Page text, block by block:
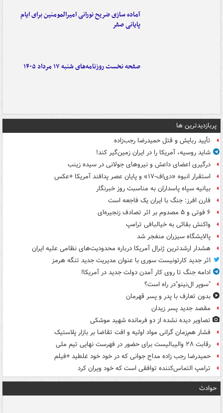
آماده سازی ضریح نورانی امیرالمومنین برای ایام
پایانی صفر
صفحه نخست روزنامه‌های شنبه ۱۷ مرداد ۱۴۰۵
پربازدیدترین ها
تأیید ربایش و قتل حمیدرضا رجب‌زاده
شاید روسیه، آمریکا را در ایران زمین‌گیر کند!
درگیری اعضای داعش و نیروهای جولانی در سیده زینب
استقرار انبوه «دی‌اف‑۱۷» و پایان عصر پدافند آمریکا +عکس
بیانیه سپاه پاسداران به مناسبت روز خبرنگار
فارن افرز: جنگ با ایران یک فاجعه است
۶ فوتی و ۵ مصدوم بر اثر تصادف زنجیره‌ای
واکنش بقائی به خیالبافی ترامپ
پالایشگاه سیزران منفجر شد
هشدار ارشدترین ژنرال آمریکا درباره محدودیت‌های نظامی علیه ایران
اثر جدید کارتونیست سوری با عنوان مدیریت جدید تنگه هرمز
ادامه جنگ تا روی کار آمدن دولت جدید در آمریکا!
"سوپر ال‌نینو"در راه است؟
بدون تعارف با پدر و پسر قهرمان
مقصد جدید پسر زیدان
تصاویر دیده‌ نشده از دو فرمانده شهید موشکی
فشار هم‌زمان گرانی مواد اولیه و افت تقاضا بر بازار پلاستیک
رقابت ۲۸ والیبالیست برای حضور در فهرست نهایی تیم ملی
حمیدرضا رجب زاده مداح جوانی که در خود خود غلطید +فیلم
ترامپ التماس‌کننده توافقی است که خود ویران کرد
حوادث